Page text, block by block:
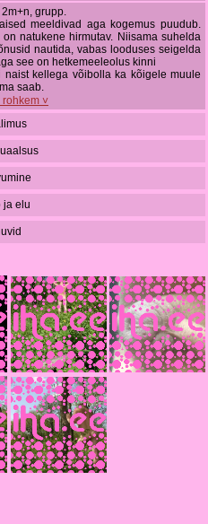
grupp.
meeldivad aga kogemus puudub.
natukene hirmutav. Niisama suhelda
nautida, vabas looduses seigelda
see on hetkemeeleolus kinni
kellega võibolla ka kõigele muule
saab.
rohkem ˅
ja elu